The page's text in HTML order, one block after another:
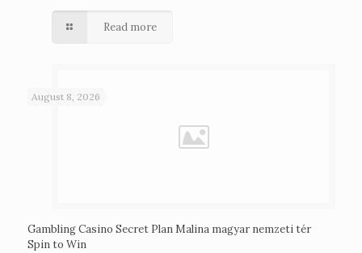
Read more
August 8, 2026
Gambling Casino Secret Plan Malina magyar nemzeti tér
Spin to Win